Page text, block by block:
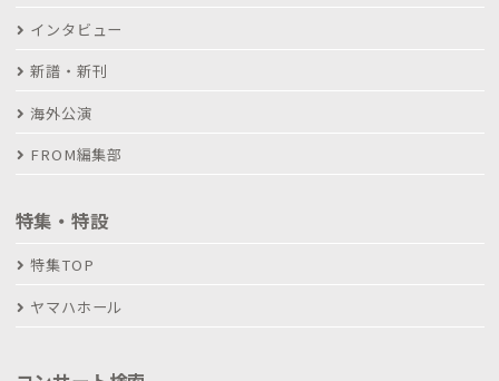
インタビュー
新譜・新刊
海外公演
FROM編集部
特集・特設
特集TOP
ヤマハホール